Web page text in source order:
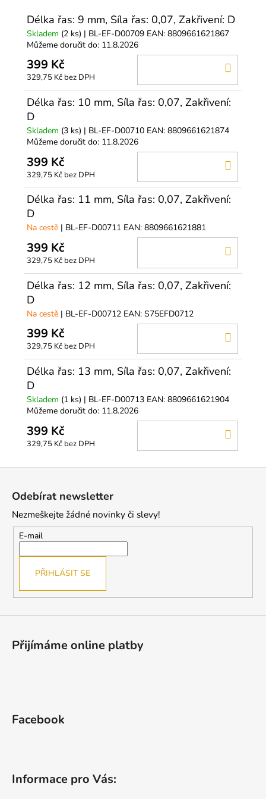
Délka řas: 9 mm, Síla řas: 0,07, Zakřivení: D
Skladem (2 ks) | BL-EF-D00709 EAN: 8809661621867
Můžeme doručit do: 11.8.2026
399 Kč
329,75 Kč bez DPH
Délka řas: 10 mm, Síla řas: 0,07, Zakřivení:
D
Skladem (3 ks) | BL-EF-D00710 EAN: 8809661621874
Můžeme doručit do: 11.8.2026
399 Kč
329,75 Kč bez DPH
Délka řas: 11 mm, Síla řas: 0,07, Zakřivení:
D
Na cestě | BL-EF-D00711 EAN: 8809661621881
399 Kč
329,75 Kč bez DPH
Délka řas: 12 mm, Síla řas: 0,07, Zakřivení:
D
Na cestě | BL-EF-D00712 EAN: S75EFD0712
399 Kč
329,75 Kč bez DPH
Délka řas: 13 mm, Síla řas: 0,07, Zakřivení:
D
Skladem (1 ks) | BL-EF-D00713 EAN: 8809661621904
Můžeme doručit do: 11.8.2026
399 Kč
329,75 Kč bez DPH
Odebírat newsletter
Nezmeškejte žádné novinky či slevy!
E-mail
PŘIHLÁSIT SE
Přijímáme online platby
Facebook
Informace pro Vás: